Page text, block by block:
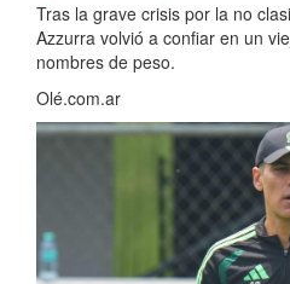
Tras la grave crisis por la no
Azzurra volvió a confiar en un
nombres de peso.
Olé.com.ar